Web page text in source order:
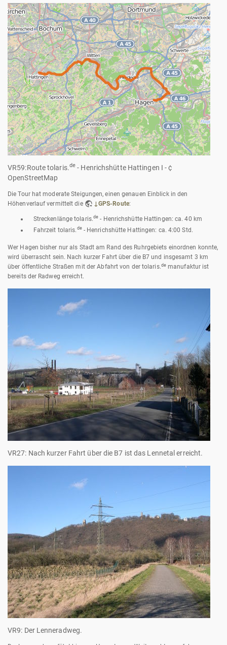
VR59:Route tolaris.de - Henrichshütte Hattingen I - ¢
OpenStreetMap
Die Tour hat moderate Steigungen, einen genauen Einblick in den
Höhenverlauf vermittelt die
↓GPS-Route:
Streckenlänge tolaris.de - Henrichshütte Hattingen: ca. 40 km
Fahrzeit tolaris. de- Henrichshütte Hattingen: ca. 4:00 Std.
Wer Hagen bisher nur als Stadt am Rand des Ruhrgebiets einordnen konnte,
wird überrascht sein. Nach kurzer Fahrt über die B7 und insgesamt 3 km
über öffentliche Straßen mit der Abfahrt von der tolaris.demanufaktur ist
bereits der Radweg erreicht.
VR27: Nach kurzer Fahrt über die B7 ist das Lennetal erreicht.
VR9: Der Lenneradweg.